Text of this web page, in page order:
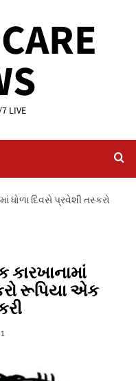
LIVE
દિવસે પ્રવેશી તસ્કરો
રૂપિયા એક